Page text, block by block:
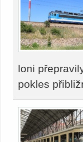
loni
pokles